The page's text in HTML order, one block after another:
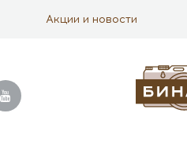
Акции и новости